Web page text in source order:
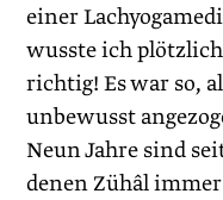
einer
wusste ich
richtig! Es war so,
unbewusst
Neun Jahre sind
denen Zühâl